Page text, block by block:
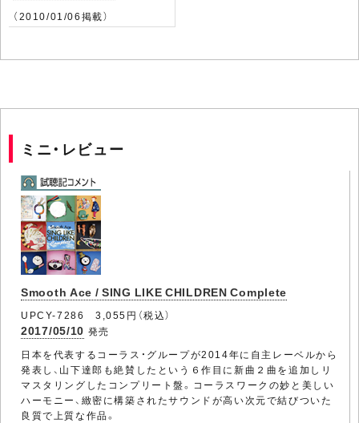
（2010/01/06掲載）
ミニ・レビュー
Smooth Ace / SING LIKE CHILDREN Complete
UPCY-7286 3,055円（税込）
2017/05/10 発売
日本を代表するコーラス・グループが2014年に自主レーベルから
発表し、山下達郎も絶賛したという６作目に新曲２曲を追加しリ
マスタリングしたコンプリート盤。コーラスワークの妙と美しい
ハーモニー、緻密に構築されたサウンドが高い次元で結びついた
良質で上質な作品。